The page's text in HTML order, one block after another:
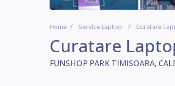
Home Service Laptop Curatare
Curatare
FUNSHOP PARK TIMISOARA,